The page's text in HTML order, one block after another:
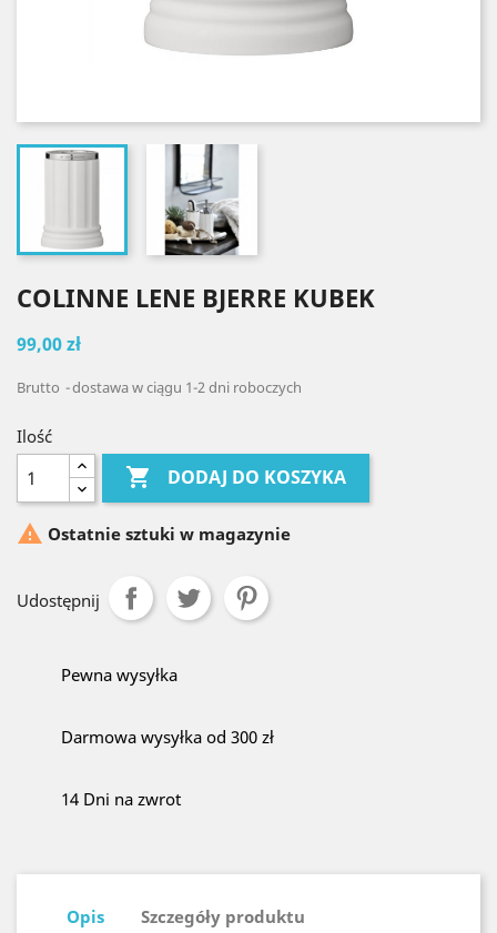
COLINNE LENE BJERRE KUBEK
99,00 zł
Brutto dostawa w ciągu 1-2 dni roboczych
Ilość
 DODAJ DO KOSZYKA
 Ostatnie sztuki w magazynie
Udostępnij
Pewna wysyłka
Darmowa wysyłka od 300 zł
14 Dni na zwrot
Opis Szczegóły produktu